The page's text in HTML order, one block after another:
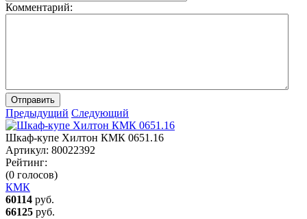
Комментарий:
Отправить
Предыдущий Следующий
Шкаф-купе Хилтон КМК 0651.16
Артикул: 80022392
Рейтинг:
(0 голосов)
КМК
60114 руб.
66125 руб.